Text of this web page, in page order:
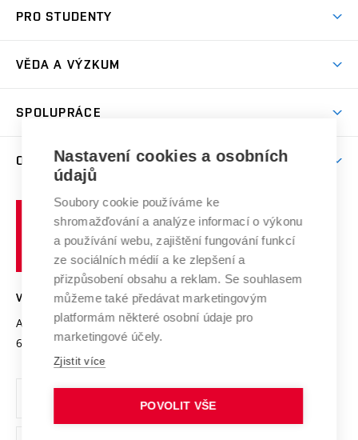
Koleje
Sport na VUT
Dny otevřených dveří
Celoživotní vzdělávání
E-přihláška
PRO STUDENTY
Harmonogram akademického roku
Závěrečné práce
Doktorské studium
Zpracování osobních údajů studentů
Sociální bezpečí
Studium bez bariér
Podpora podnikání
VĚDA A VÝZKUM
Mezinárodní vědecká rada
Systém zajišťování kvality výzkumu
Výzkumné infrastruktury
Transfer znalostí
Open Science
Projekty
Projekty ze strukturálních fondů
Specifický výzkum
SPOLUPRÁCE
Zahraniční spolupráce
Spolupráce se školami
Služby univerzity
Mezinárodní dohody
Univerzitní sítě
O UNIVERZITĚ
Profil univerzity
Udržitelná univerzita
Podnikavá univerzita / ContriBUTe
Bezpečná univerzita
Vyznamenání
Organizační struktura
Ochrana osobních údajů
učení
technické
VYSOKÉ UČENÍ TECHNICKÉ V BRNĚ
Antonínská 548/1
602 00 Brno
www.vut.cz
vut@vutbr.cz
Nastavení cookies a osobních
údajů
Soubory cookie používáme ke
shromažďování a analýze informací o výkonu
a používání webu, zajištění fungování funkcí
ze sociálních médií a ke zlepšení a
přizpůsobení obsahu a reklam. Se souhlasem
můžeme také předávat marketingovým
platformám některé osobní údaje pro
marketingové účely.
Zjistit více
POVOLIT VŠE